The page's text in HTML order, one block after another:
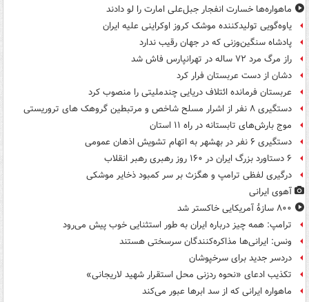
ماهواره‌ها خسارت انفجار جبل‌علی امارت را لو دادند
یاوه‌گویی تولیدکننده موشک کروز اوکراینی علیه ایران
پادشاه سنگین‌وزنی که در جهان رقیب ندارد
راز مرگ مرد ۷۲ ساله در تهرانپارس فاش شد
دشان از دست عربستان فرار کرد
عربستان فرمانده ائتلاف دریایی چندملیتی را منصوب کرد
دستگیری ۸ نفر از اشرار مسلح شاخص و مرتبطین گروهک های تروریستی
موج بارش‌های تابستانه در راه ۱۱ استان
دستگیری ۶ نفر در بهشهر به اتهام تشویش اذهان عمومی
۶ دستاورد بزرگ ایران در ۱۶۰ روز رهبری رهبر انقلاب
درگیری لفظی ترامپ و هگزث بر سر کمبود ذخایر موشکی
آهوی ایرانی
۸۰۰ سازۀ آمریکایی خاکستر شد
ترامپ: همه چیز درباره ایران به طور استثنایی خوب پیش می‌رود
ونس: ایرانی‌ها مذاکره‌کنندگان سرسختی هستند
دردسر جدید برای سرخپوشان
تکذیب ادعای «نحوه ردزنی محل استقرار شهید لاریجانی»
ماهواره ایرانی که از سد ابرها عبور می‌کند